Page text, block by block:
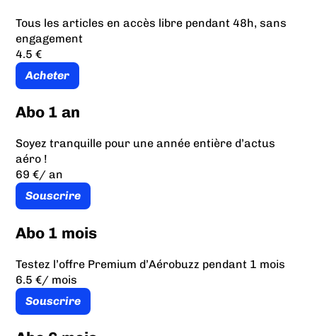
Tous les articles en accès libre pendant 48h, sans
engagement
4.5 €
Acheter
Abo 1 an
Soyez tranquille pour une année entière d’actus
aéro !
69 €/ an
Souscrire
Abo 1 mois
Testez l’offre Premium d’Aérobuzz pendant 1 mois
6.5 €/ mois
Souscrire